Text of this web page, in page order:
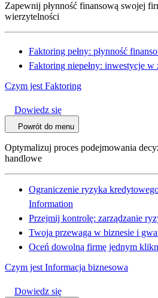
Zapewnij płynność finansową swojej
wierzytelności
Faktoring pełny: płynność
Faktoring niepełny: inwestycje w
Czym jest Faktoring
Dowiedz się
Powrót do menu
Optymalizuj proces podejmowania
handlowe
Ograniczenie ryzyka
Information
Przejmij kontrolę: zarządzanie
Twoja przewaga w biznesie i
Oceń dowolną firmę jednym
Czym jest Informacja biznesowa
Dowiedz się